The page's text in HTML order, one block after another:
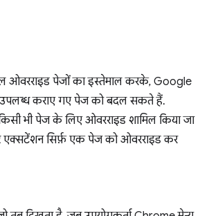
ओवरराइड पेजों का इस्तेमाल करके, Google
कराए गए पेज को बदल सकते हैं.
भी पेज के लिए ओवरराइड शामिल किया जा
एक्सटेंशन सिर्फ़ एक पेज को ओवरराइड कर